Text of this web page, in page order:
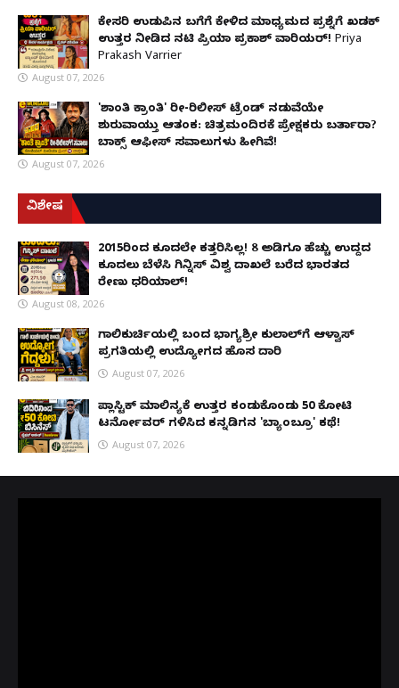
ಕೇಸರಿ ಉಡುಪಿನ ಬಗೆಗೆ ಕೇಳಿದ ಮಾಧ್ಯಮದ ಪ್ರಶ್ನೆಗೆ ಖಡಕ್
ಉತ್ತರ ನೀಡಿದ ನಟಿ ಪ್ರಿಯಾ ಪ್ರಕಾಶ್ ವಾರಿಯರ್! Priya
Prakash Varrier
August 07, 2026
'ಶಾಂತಿ ಕ್ರಾಂತಿ' ರೀ-ರಿಲೀಸ್ ಟ್ರೆಂಡ್ ನಡುವೆಯೇ
ಶುರುವಾಯ್ತು ಆತಂಕ: ಚಿತ್ರಮಂದಿರಕ್ಕೆ ಪ್ರೇಕ್ಷಕರು ಬರ್ತಾರಾ?
ಬಾಕ್ಸ್ ಆಫೀಸ್ ಸವಾಲುಗಳು ಹೀಗಿವೆ!
August 07, 2026
ವಿಶೇಷ
2015ರಿಂದ ಕೂದಲೇ ಕತ್ತರಿಸಿಲ್ಲ! 8 ಅಡಿಗೂ ಹೆಚ್ಚು ಉದ್ದದ
ಕೂದಲು ಬೆಳೆಸಿ ಗಿನ್ನಿಸ್ ವಿಶ್ವ ದಾಖಲೆ ಬರೆದ ಭಾರತದ
ರೇಣು ಧರಿಯಾಲ್!
August 08, 2026
ಗಾಲಿಕುರ್ಚಿಯಲ್ಲಿ ಬಂದ ಭಾಗ್ಯಶ್ರೀ ಕುಲಾಲ್‌ಗೆ ಆಳ್ವಾಸ್
ಪ್ರಗತಿಯಲ್ಲಿ ಉದ್ಯೋಗದ ಹೊಸ ದಾರಿ
August 07, 2026
ಪ್ಲಾಸ್ಟಿಕ್ ಮಾಲಿನ್ಯಕ್ಕೆ ಉತ್ತರ ಕಂಡುಕೊಂಡು ₹50 ಕೋಟಿ
ಟರ್ನೋವರ್ ಗಳಿಸಿದ ಕನ್ನಡಿಗನ 'ಬ್ಯಾಂಬ್ರೂ' ಕಥೆ!
August 07, 2026